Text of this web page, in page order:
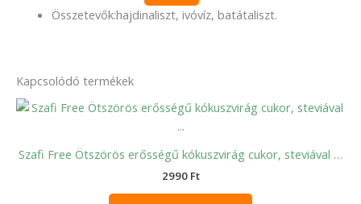
Összetevők:hajdinaliszt, ivóvíz, batátaliszt.
Kapcsolódó termékek
Szafi Free Ötszörös erősségű kókuszvirág cukor, steviával …
2990 Ft